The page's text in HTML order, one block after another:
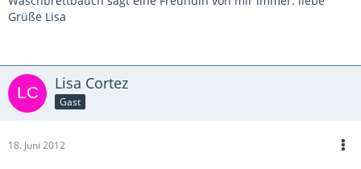
Grüße Lisa
Lisa Cortez
Gast
18. Juni 2012